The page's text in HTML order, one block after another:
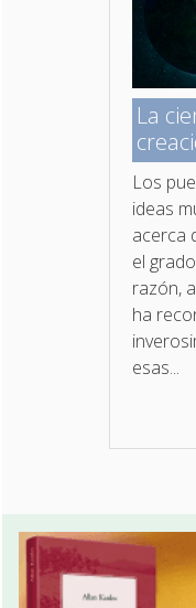
La
Los
ideas
acerca
el
razón,
ha
esas...